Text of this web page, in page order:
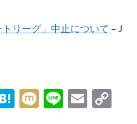
リーグ」中止について – J
H
M Li
E